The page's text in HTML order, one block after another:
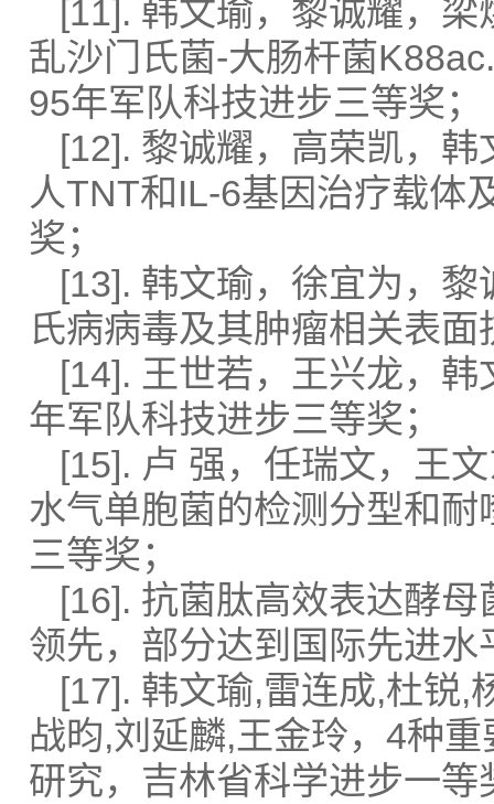
[11]. 韩文瑜，黎诚耀，
乱沙门氏菌-大肠杆菌
95年军队科技进步三等奖；
[12]. 黎诚耀，高荣凯，
人TNT和IL-6基因治疗载体
奖；
[13]. 韩文瑜，徐宜为，
氏病病毒及其肿瘤相关表
[14]. 王世若，王兴龙，
年军队科技进步三等奖；
[15]. 卢 强，任瑞文，王
水气单胞菌的检测分型和
三等奖；
[16]. 抗菌肽高效表达酵
领先，部分达到国际先进水
[17]. 韩文瑜,雷连成,杜锐,
战昀,刘延麟,王金玲，4种
研究，吉林省科学进步一等